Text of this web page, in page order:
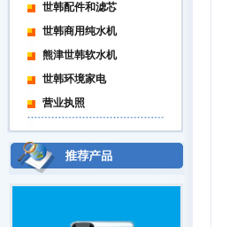
世韩配件和滤芯
世韩商用纯水机
熊津世韩软水机
世韩环境家电
营业执照